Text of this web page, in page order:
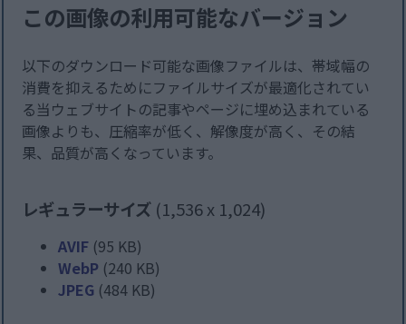
この画像の利用可能なバージョン
以下のダウンロード可能な画像ファイルは、帯域幅の
消費を抑えるためにファイルサイズが最適化されてい
る当ウェブサイトの記事やページに埋め込まれている
画像よりも、圧縮率が低く、解像度が高く、その結
果、品質が高くなっています。
レギュラーサイズ (1,536 x 1,024)
AVIF (95 KB)
WebP (240 KB)
JPEG (484 KB)